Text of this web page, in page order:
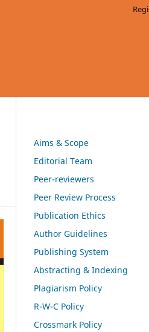
Aims & Scope
Editorial Team
Peer-reviewers
Peer Review Process
Publication Ethics
Author Guidelines
Publishing System
Abstracting & Indexing
Plagiarism Policy
R-W-C Policy
Crossmark Policy